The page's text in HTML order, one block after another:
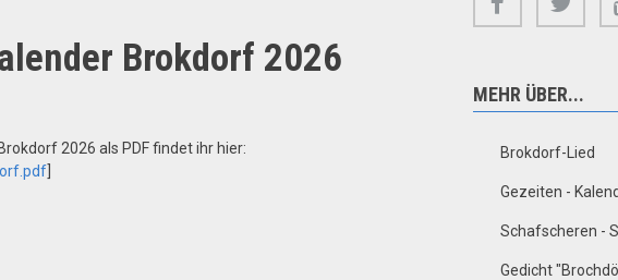
Brokdorf 2026
2026 als PDF findet ihr hier:
MEHR ÜBER...
Brokdorf-Lied
Gezeiten -
Schafscheren -
Gedicht